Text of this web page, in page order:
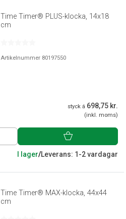
Time Timer® PLUS-klocka, 14x18
cm
Artikelnummer 80197550
styck á 698,75 kr.
(inkl. moms)
I lager/Leverans: 1-2 vardagar
Time Timer® MAX-klocka, 44x44
cm